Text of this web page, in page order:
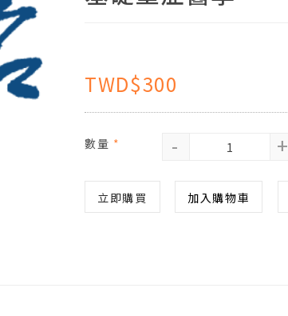
TWD$300
數量 * - +
立即購買 加入購物車